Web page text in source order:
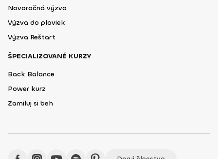
Novoročná výzva
Výzva do plaviek
Výzva Reštart
ŠPECIALIZOVANÉ KURZY
Back Balance
Power kurz
Zamiluj si beh